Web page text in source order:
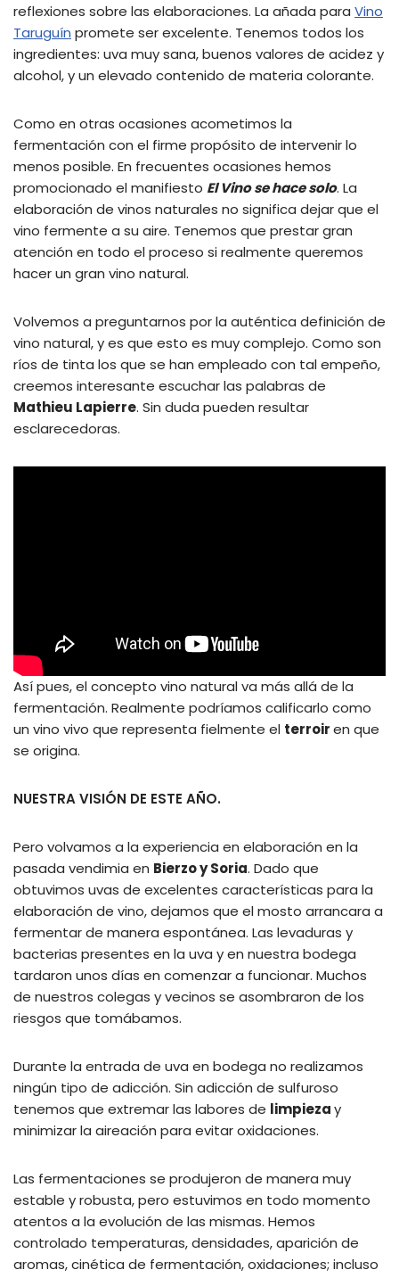
reflexiones sobre las elaboraciones. La añada para Vino
Taruguín promete ser excelente. Tenemos todos los
ingredientes: uva muy sana, buenos valores de acidez y
alcohol, y un elevado contenido de materia colorante.
Como en otras ocasiones acometimos la
fermentación con el firme propósito de intervenir lo
menos posible. En frecuentes ocasiones hemos
promocionado el manifiesto El Vino se hace solo. La
elaboración de vinos naturales no significa dejar que el
vino fermente a su aire. Tenemos que prestar gran
atención en todo el proceso si realmente queremos
hacer un gran vino natural.
Volvemos a preguntarnos por la auténtica definición de
vino natural, y es que esto es muy complejo. Como son
ríos de tinta los que se han empleado con tal empeño,
creemos interesante escuchar las palabras de
Mathieu Lapierre. Sin duda pueden resultar
esclarecedoras.
Así pues, el concepto vino natural va más allá de la
fermentación. Realmente podríamos calificarlo como
un vino vivo que representa fielmente el terroiren que
se origina.
NUESTRA VISIÓN DE ESTE AÑO.
Pero volvamos a la experiencia en elaboración en la
pasada vendimia en Bierzo y Soria. Dado que
obtuvimos uvas de excelentes características para la
elaboración de vino, dejamos que el mosto arrancara a
fermentar de manera espontánea. Las levaduras y
bacterias presentes en la uva y en nuestra bodega
tardaron unos días en comenzar a funcionar. Muchos
de nuestros colegas y vecinos se asombraron de los
riesgos que tomábamos.
Durante la entrada de uva en bodega no realizamos
ningún tipo de adicción. Sin adicción de sulfuroso
tenemos que extremar las labores de limpiezay
minimizar la aireación para evitar oxidaciones.
Las fermentaciones se produjeron de manera muy
estable y robusta, pero estuvimos en todo momento
atentos a la evolución de las mismas. Hemos
controlado temperaturas, densidades, aparición de
aromas, cinética de fermentación, oxidaciones; incluso